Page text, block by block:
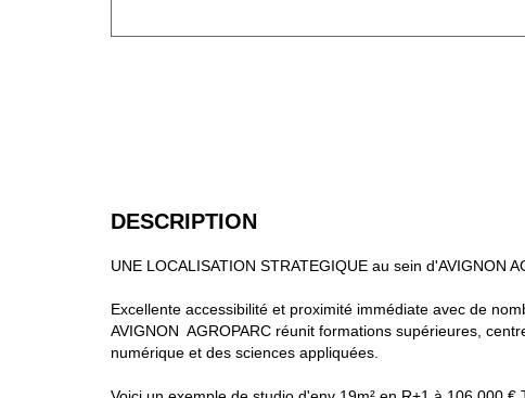
DESCRIPTION
UNE LOCALISATION STRATEGIQUE au sein d'AVIGNON
Excellente accessibilité et proximité immédiate avec de
AVIGNON AGROPARC réunit formations supérieures,
numérique et des sciences appliquées.